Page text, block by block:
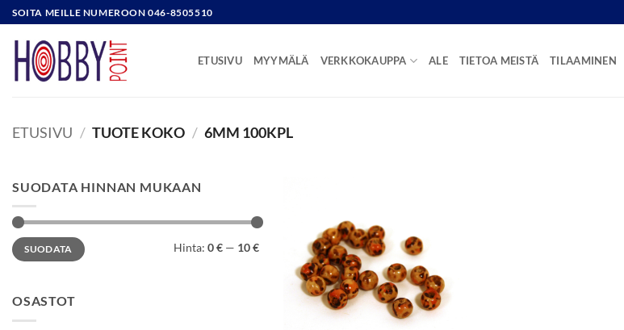
Skip
to
content
SOITA MEILLE NUMEROON 046-8505510
ETUSIVU MYYMÄLÄ VERKKOKAUPPA ALE TIETOA MEISTÄ TILAAMINEN
ETUSIVU / TUOTE KOKO / 6MM 100KPL
SUODATA HINNAN MUKAAN
Minimihinta
Maksimihinta
SUODATA Hinta: 0 € — 10 €
OSASTOT